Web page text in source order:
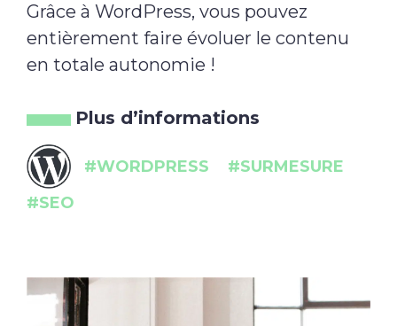
Grâce à WordPress, vous pouvez
entièrement faire évoluer le contenu
en totale autonomie !
Plus d’informations
#WORDPRESS
#SURMESURE
#SEO